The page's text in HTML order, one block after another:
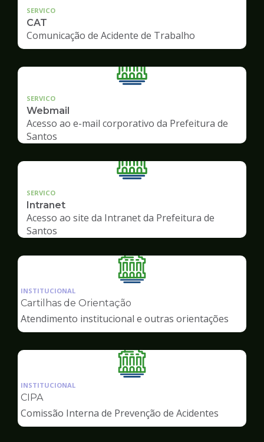
SERVICO
CAT
Comunicação de Acidente de Trabalho
SERVICO
Webmail
Acesso ao e-mail corporativo da Prefeitura de
Santos
SERVICO
Intranet
Acesso ao site da Intranet da Prefeitura de
Santos
Ilustração
da
de
Servidor
INSTITUCIONAL
Cartilhas de Orientação
Atendimento institucional e outras orientações
Ilustração
da
Servidor
INSTITUCIONAL
CIPA
Comissão Interna de Prevenção de Acidentes